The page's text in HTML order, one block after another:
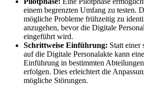
einem begrenzten Umfang zu testen.
mögliche Probleme frühzeitig zu
anzugehen, bevor die Digitale
eingeführt wird.
Schrittweise Einführung: Statt einer
auf die Digitale Personalakte kann
Einführung in bestimmten Abteilungen
erfolgen. Dies erleichtert die
mögliche Störungen.